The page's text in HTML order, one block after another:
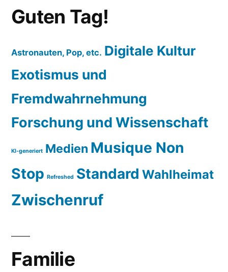
Guten Tag!
Astronauten, Pop, etc. Digitale Kultur
Exotismus und
Fremdwahrnehmung
Forschung und Wissenschaft
KI-generiert Medien Musique Non
Stop Refreshed Standard Wahlheimat
Zwischenruf
Familie